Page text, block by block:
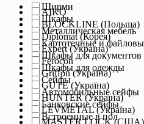
Ширми
Шкафы
Металлическая мебель
Картотечные и
Шкафы для документов
Шкафы для одежды
Сейфы
Автомобильные сейфы
Банковские сейфы
Встроенные в пол
AIKO
BLOCKLINE (Польща)
Diplomat (Корея)
Expert (Україна)
Ferocon
Griffon (Україна)
GUTE (Україна)
HUNTER (Україна)
LEVMETAL (Україна)
MASTER LOCK (США)